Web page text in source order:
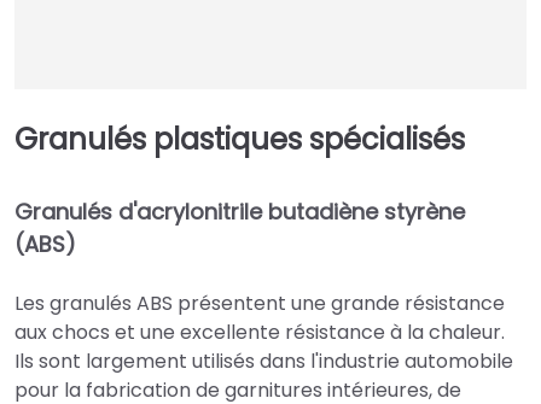
Granulés plastiques spécialisés
Granulés d'acrylonitrile butadiène styrène
(ABS)
Les granulés ABS présentent une grande résistance
aux chocs et une excellente résistance à la chaleur.
Ils sont largement utilisés dans l'industrie automobile
pour la fabrication de garnitures intérieures, de